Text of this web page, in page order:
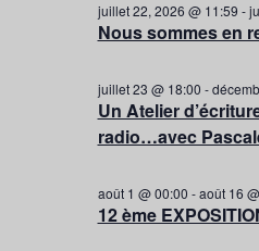
Nous sommes en
juillet 22, 2026 @ 11:59 -
Un Atelier
radio…avec
juillet 23 @ 18:00 -
12 ème
août 1 @ 00:00 -août 16